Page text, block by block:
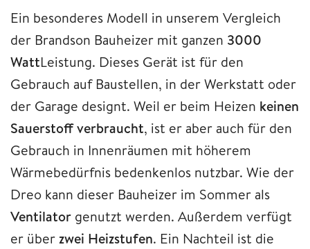
Ein besonderes Modell in unserem Vergleich
der Brandson Bauheizer mit ganzen 3000
WattLeistung. Dieses Gerät ist für den
Gebrauch auf Baustellen, in der Werkstatt oder
der Garage designt. Weil er beim Heizen keinen
Sauerstoff verbraucht, ist er aber auch für den
Gebrauch in Innenräumen mit höherem
Wärmebedürfnis bedenkenlos nutzbar. Wie der
Dreo kann dieser Bauheizer im Sommer als
Ventilator genutzt werden. Außerdem verfügt
er überzwei Heizstufen. Ein Nachteil ist die